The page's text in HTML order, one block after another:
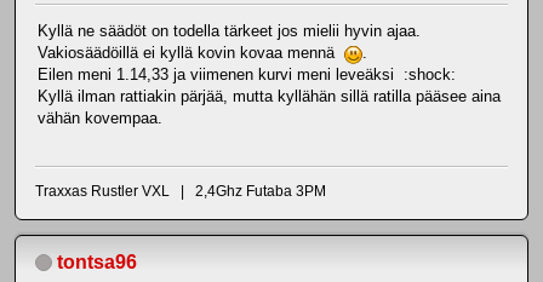
Kyllä ne säädöt on todella tärkeet jos mielii hyvin ajaa.
Vakiosäädöillä ei kyllä kovin kovaa mennä
.
Eilen meni 1.14,33 ja viimenen kurvi meni leveäksi :shock:
Kyllä ilman rattiakin pärjää, mutta kyllähän sillä ratilla pääsee aina
vähän kovempaa.
Traxxas Rustler VXL | 2,4Ghz Futaba 3PM
tontsa96